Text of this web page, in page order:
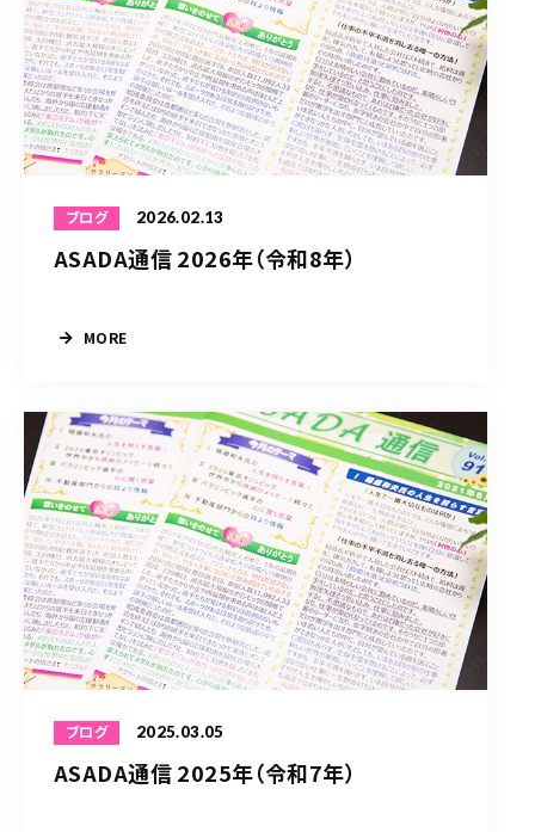
ブログ 2026.02.13
ASADA通信 2026年（令和8年）
MORE
ブログ 2025.03.05
ASADA通信 2025年（令和7年）